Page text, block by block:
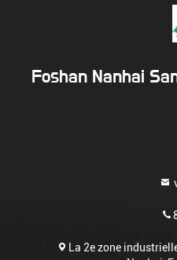
Foshan Nanhai
La 2e zone